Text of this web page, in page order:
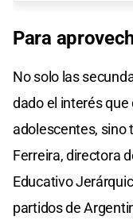
Para
No solo las
dado el interés
adolescentes, sino
Ferreira, directora
Educativo
partidos de